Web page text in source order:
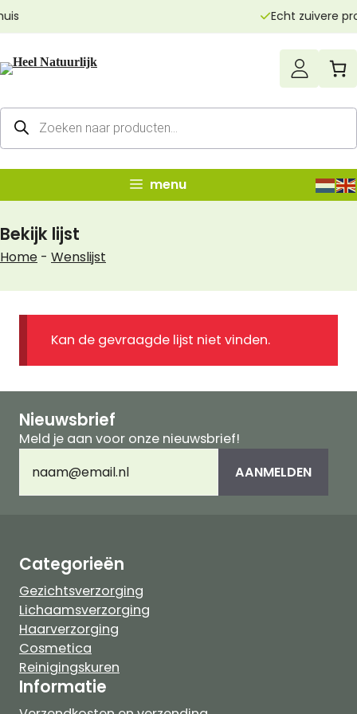
Ga
inhoud
Echt zuivere producten
Producten
zoeken
menu
Bekijk lijst
Home - Wenslijst
Kan de gevraagde lijst niet vinden.
Nieuwsbrief
Meld je aan voor onze nieuwsbrief!
mailadres(Vereist) AANMELDEN
Categorieën
Gezichtsverzorging
Lichaamsverzorging
Haarverzorging
Cosmetica
Reinigingskuren
Informatie